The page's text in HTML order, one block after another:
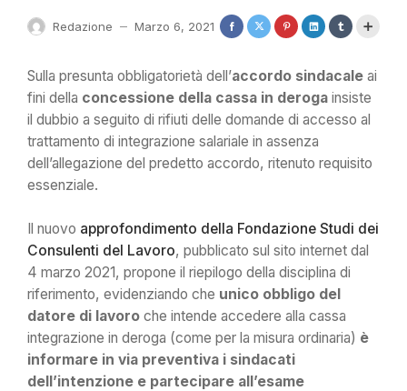
Redazione — Marzo 6, 2021
Sulla presunta obbligatorietà dell’accordo sindacale ai
fini della concessione della cassa in deroga insiste
il dubbio a seguito di rifiuti delle domande di accesso al
trattamento di integrazione salariale in assenza
dell’allegazione del predetto accordo, ritenuto requisito
essenziale.
Il nuovo approfondimento della Fondazione Studi dei
Consulenti del Lavoro, pubblicato sul sito internet dal
4 marzo 2021, propone il riepilogo della disciplina di
riferimento, evidenziando che unico obbligo del
datore di lavoro che intende accedere alla cassa
integrazione in deroga (come per la misura ordinaria) è
informare in via preventiva i sindacati
dell’intenzione e partecipare all’esame